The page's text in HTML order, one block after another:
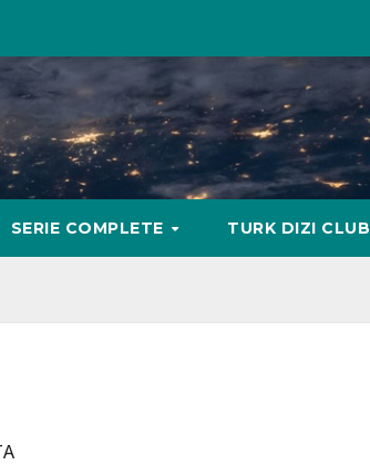
SERIE COMPLETE TURK DIZI CLUB